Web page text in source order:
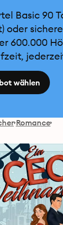
Basic 90
oder
600.000
wählen
Romance